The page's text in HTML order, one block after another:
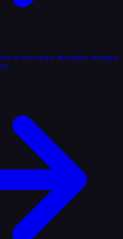
и выгодные позиции, которые